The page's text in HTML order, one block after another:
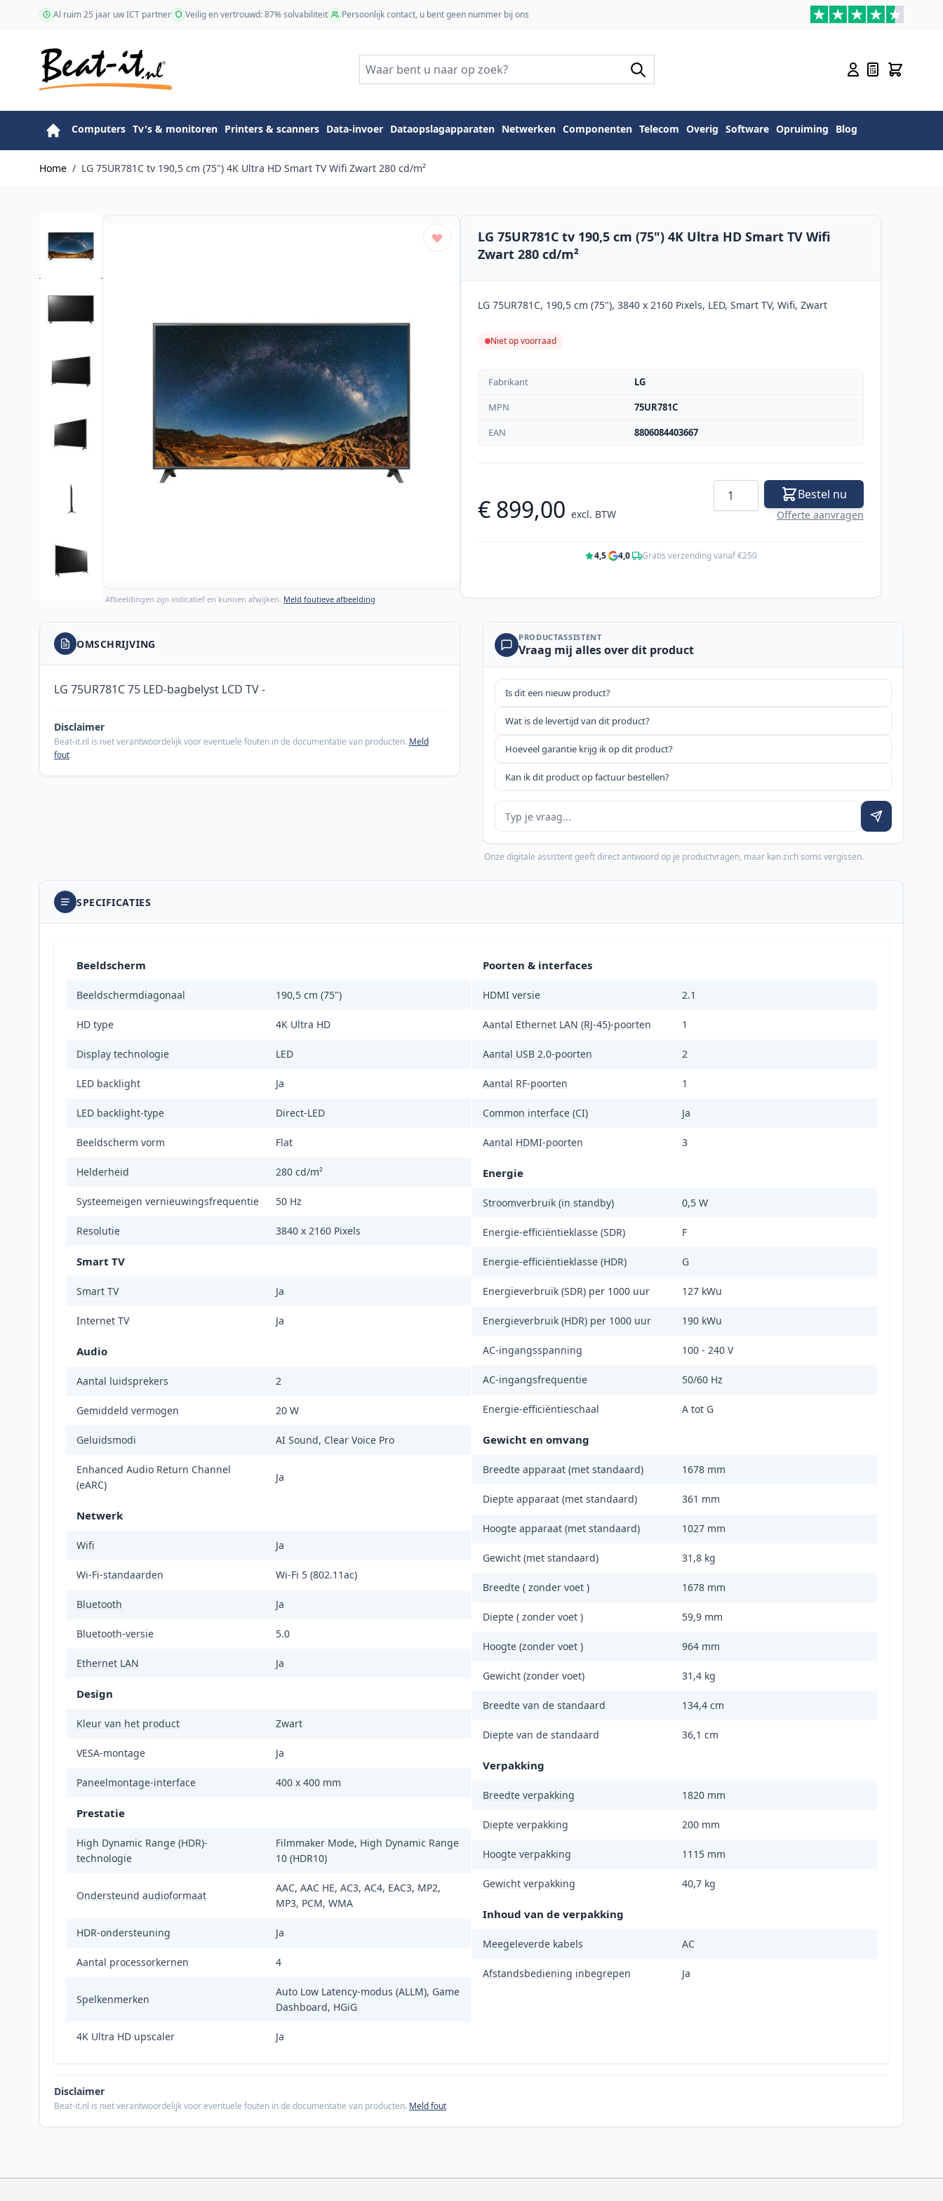
Ga naar de inhoudAl ruim 25 jaar uw ICT partner Veilig en vertrouwd: 87% solvabiliteit Persoonlijk contact, u bent geen nummer bij ons
Computers Tv's & monitoren Printers & scanners Data-invoer Dataopslagapparaten Netwerken Componenten Telecom Overig Software Opruiming Blog
Home / LG 75UR781C tv 190,5 cm (75") 4K Ultra HD Smart TV Wifi Zwart 280 cd/m²
Afbeeldingen zijn indicatief en kunnen afwijken. Meld foutieve afbeelding
LG 75UR781C tv 190,5 cm (75") 4K Ultra HD Smart TV Wifi
Zwart 280 cd/m²
LG 75UR781C, 190,5 cm (75"), 3840 x 2160 Pixels, LED, Smart TV, Wifi, Zwart
Niet op voorraad
Fabrikant
LG
MPN
75UR781C
EAN
8806084403667
€ 899,00 excl. BTW
Aantal Bestel nu
Offerte aanvragen
4,5· 4,0· Gratis verzending vanaf €250
OMSCHRIJVING
LG 75UR781C 75 LED-bagbelyst LCD TV -
Disclaimer
Beat-it.nl is niet verantwoordelijk voor eventuele fouten in de documentatie van producten. Meld
fout
PRODUCTASSISTENT
Vraag mij alles over dit product
Is dit een nieuw product?
Wat is de levertijd van dit product?
Hoeveel garantie krijg ik op dit product?
Kan ik dit product op factuur bestellen?
Je vraag
Onze digitale assistent geeft direct antwoord op je productvragen, maar kan zich soms vergissen.
SPECIFICATIES
Beeldscherm
Beeldschermdiagonaal 190,5 cm (75")
HD type 4K Ultra HD
Display technologie LED
LED backlight Ja
LED backlight-type Direct-LED
Beeldscherm vorm Flat
Helderheid 280 cd/m²
Systeemeigen vernieuwingsfrequentie 50 Hz
Resolutie 3840 x 2160 Pixels
Smart TV
Smart TV Ja
Internet TV Ja
Audio
Aantal luidsprekers 2
Gemiddeld vermogen 20 W
Geluidsmodi AI Sound, Clear Voice Pro
Enhanced Audio Return Channel
(eARC)
Ja
Netwerk
Wifi Ja
Wi-Fi-standaarden Wi-Fi 5 (802.11ac)
Bluetooth Ja
Bluetooth-versie 5.0
Ethernet LAN Ja
Design
Kleur van het product Zwart
VESA-montage Ja
Paneelmontage-interface 400 x 400 mm
Prestatie
High Dynamic Range (HDR)-
technologie
Filmmaker Mode, High Dynamic Range
10 (HDR10)
Ondersteund audioformaat
AAC, AAC HE, AC3, AC4, EAC3, MP2,
MP3, PCM, WMA
HDR-ondersteuning Ja
Aantal processorkernen 4
Spelkenmerken
Auto Low Latency-modus (ALLM), Game
Dashboard, HGiG
4K Ultra HD upscaler Ja
Poorten & interfaces
HDMI versie 2.1
Aantal Ethernet LAN (RJ-45)-poorten 1
Aantal USB 2.0-poorten 2
Aantal RF-poorten 1
Common interface (CI) Ja
Aantal HDMI-poorten 3
Energie
Stroomverbruik (in standby) 0,5 W
Energie-efficiëntieklasse (SDR) F
Energie-efficiëntieklasse (HDR) G
Energieverbruik (SDR) per 1000 uur 127 kWu
Energieverbruik (HDR) per 1000 uur 190 kWu
AC-ingangsspanning 100 - 240 V
AC-ingangsfrequentie 50/60 Hz
Energie-efficiëntieschaal A tot G
Gewicht en omvang
Breedte apparaat (met standaard) 1678 mm
Diepte apparaat (met standaard) 361 mm
Hoogte apparaat (met standaard) 1027 mm
Gewicht (met standaard) 31,8 kg
Breedte ( zonder voet ) 1678 mm
Diepte ( zonder voet ) 59,9 mm
Hoogte (zonder voet ) 964 mm
Gewicht (zonder voet) 31,4 kg
Breedte van de standaard 134,4 cm
Diepte van de standaard 36,1 cm
Verpakking
Breedte verpakking 1820 mm
Diepte verpakking 200 mm
Hoogte verpakking 1115 mm
Gewicht verpakking 40,7 kg
Inhoud van de verpakking
Meegeleverde kabels AC
Afstandsbediening inbegrepen Ja
Disclaimer
Beat-it.nl is niet verantwoordelijk voor eventuele fouten in de documentatie van producten. Meld fout